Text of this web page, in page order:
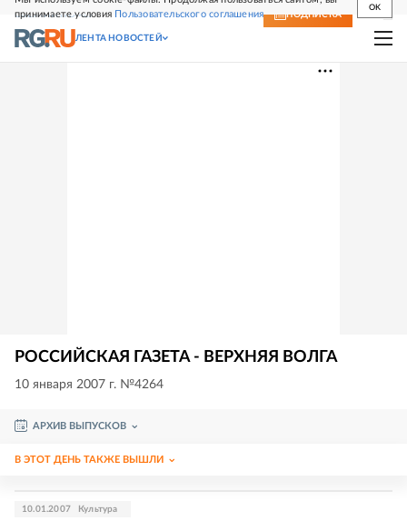
принимаете условия Пользовательского соглашения
OK
СВЕЖИЙ НОМЕР ПОДПИСКА
ЛЕНТА НОВОСТЕЙ
РОССИЙСКАЯ ГАЗЕТА - ВЕРХНЯЯ ВОЛГА
10 января 2007 г. №4264
АРХИВ ВЫПУСКОВ
В ЭТОТ ДЕНЬ ТАКЖЕ ВЫШЛИ
10.01.2007 Культура